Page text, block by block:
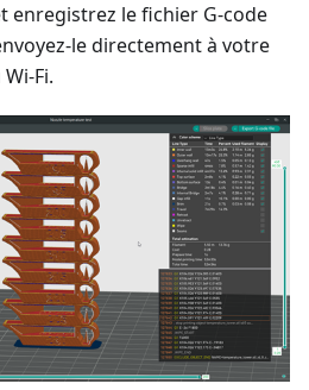
enregistrez le fichier G-code
le directement à votre
Fi.